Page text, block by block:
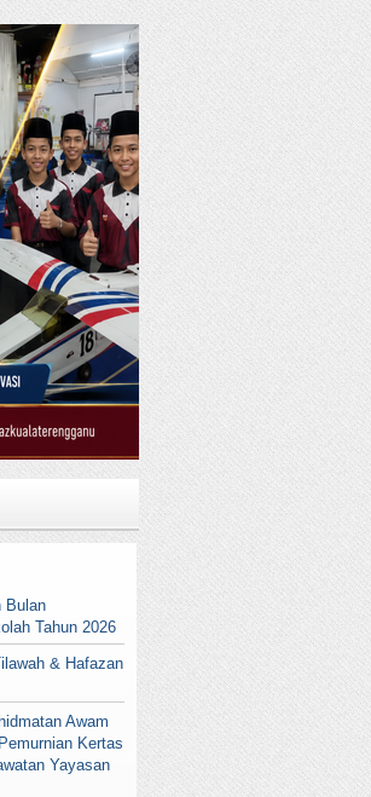
Bulan
Tahun 2026
& Hafazan
Awam
Kertas
Yayasan